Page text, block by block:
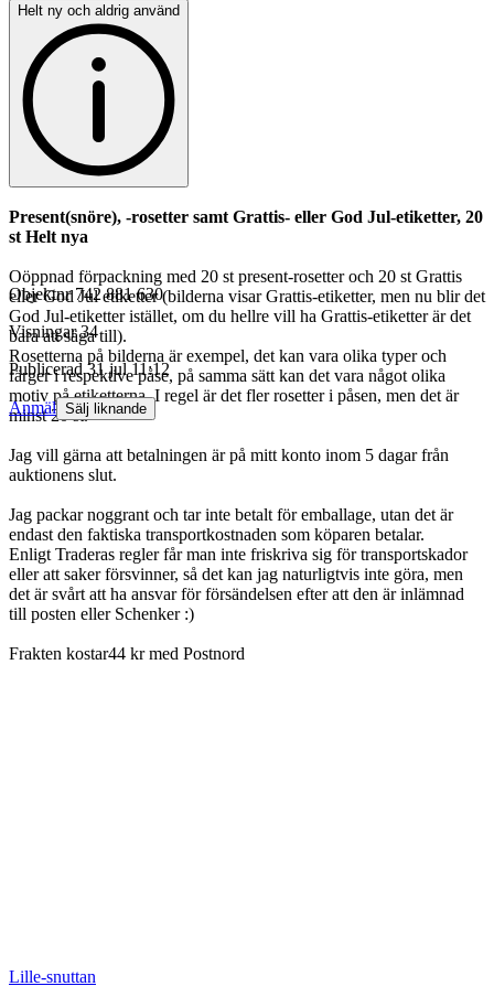
Helt ny och aldrig använd
Present(snöre), -rosetter samt Grattis- eller God Jul-etiketter, 20
st Helt nya
Oöppnad förpackning med 20 st present-rosetter och 20 st Grattis
eller God Jul etiketter (bilderna visar Grattis-etiketter, men nu blir det
God Jul-etiketter istället, om du hellre vill ha Grattis-etiketter är det
bara att säga till).
Rosetterna på bilderna är exempel, det kan vara olika typer och
färger i respektive påse, på samma sätt kan det vara något olika
motiv på etiketterna. I regel är det fler rosetter i påsen, men det är
minst 20 st.
Jag vill gärna att betalningen är på mitt konto inom 5 dagar från
auktionens slut.
Jag packar noggrant och tar inte betalt för emballage, utan det är
endast den faktiska transportkostnaden som köparen betalar.
Enligt Traderas regler får man inte friskriva sig för transportskador
eller att saker försvinner, så det kan jag naturligtvis inte göra, men
det är svårt att ha ansvar för försändelsen efter att den är inlämnad
till posten eller Schenker :)
Frakten kostar44 kr med Postnord
Objektnr 742 881 630
Visningar 34
Publicerad 31 jul 11:12
Anmäl Sälj liknande
Lille-snuttan